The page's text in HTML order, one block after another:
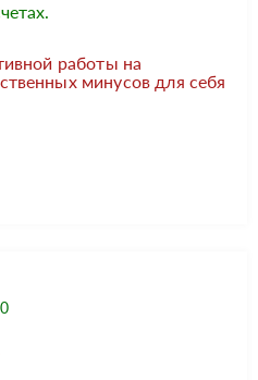
работы на
минусов для себя